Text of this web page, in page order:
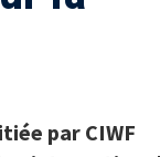
par CIWF